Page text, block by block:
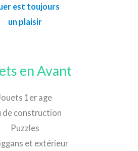
est toujours
un plaisir
en Avant
1er age
de construction
Puzzles
et extérieur